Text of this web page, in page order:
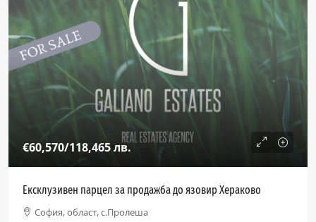
€60,570/118,465 лв.
Ексклузивен парцел за продажба до язовир Хераково
София, област, с.Пролеша